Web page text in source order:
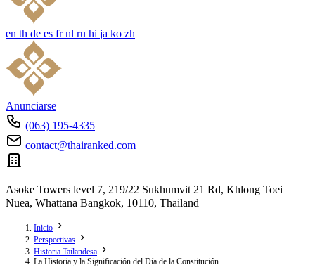
en th de es fr nl ru hi ja ko zh
Anunciarse
(063) 195-4335
contact@thairanked.com
Asoke Towers level 7, 219/22 Sukhumvit 21 Rd, Khlong Toei
Nuea, Whattana Bangkok, 10110, Thailand
Inicio
Perspectivas
Historia Tailandesa
La Historia y la Significación del Día de la Constitución